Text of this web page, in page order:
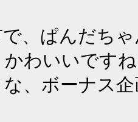
、ぱんだち
わいいです
、ボーナス